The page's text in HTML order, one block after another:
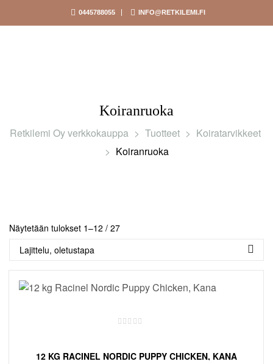
0445788055 INFO@RETKILEMI.FI
Koiranruoka
Retkilemi Oy verkkokauppa > Tuotteet > Koiratarvikkeet
> Koiranruoka
Näytetään tulokset 1–12 / 27
Lajittelu, oletustapa
12 KG RACINEL NORDIC PUPPY CHICKEN, KANA